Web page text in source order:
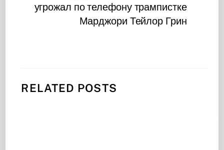
угрожал по телефону трампистке
Марджори Тейлор Грин
RELATED POSTS